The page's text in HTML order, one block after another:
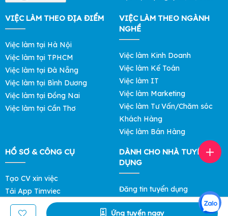
Ứng tuyển ngay
VIỆC LÀM THEO ĐỊA ĐIỂM
Việc làm tại Hà Nội
Việc làm tại TPHCM
Việc làm tại Đà Nẵng
Việc làm tại Bình Dương
Việc làm tại Đồng Nai
Việc làm tại Cần Thơ
VIỆC LÀM THEO NGÀNH
NGHỀ
Việc làm Kinh Doanh
Việc làm Kế Toán
Việc làm IT
Việc làm Marketing
Việc làm Tư Vấn/Chăm sóc
Khách Hàng
Việc làm Bán Hàng
HỒ SƠ & CÔNG CỤ
Tạo CV xin việc
Tải App Timviec
Khám phá Mức Lương
DÀNH CHO NHÀ TUYỂN
DỤNG
Đăng tin tuyển dụng
Tìm ứng viên